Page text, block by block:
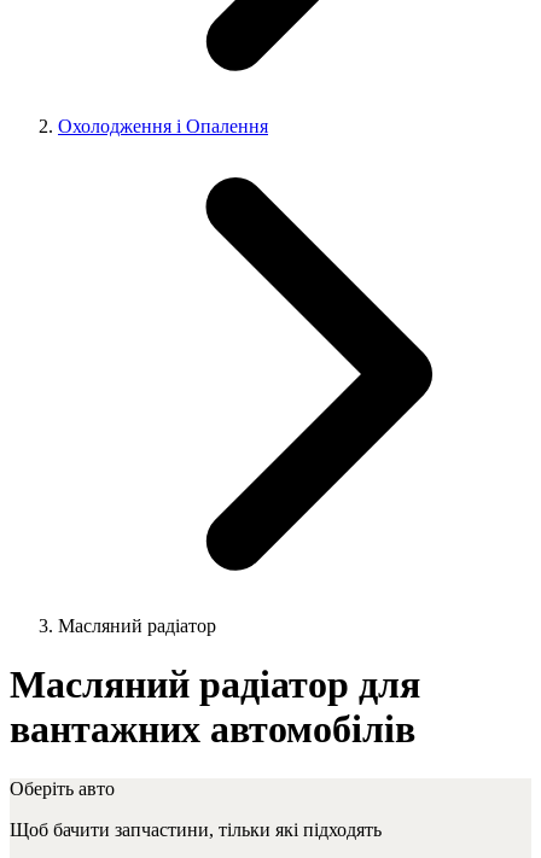
Охолодження і Опалення
Масляний радіатор
Масляний радіатор для
вантажних автомобілів
Оберіть авто
Щоб бачити запчастини, тільки які підходять